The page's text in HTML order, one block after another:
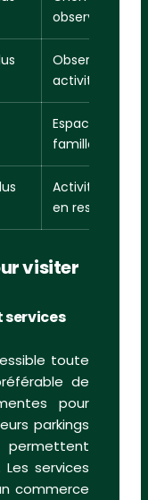
observation
Observation
activité
Espaces
famille et jeux
Activité
en respectant
visiter
services
toute
de
pour
parkings
permettent
services
commerce